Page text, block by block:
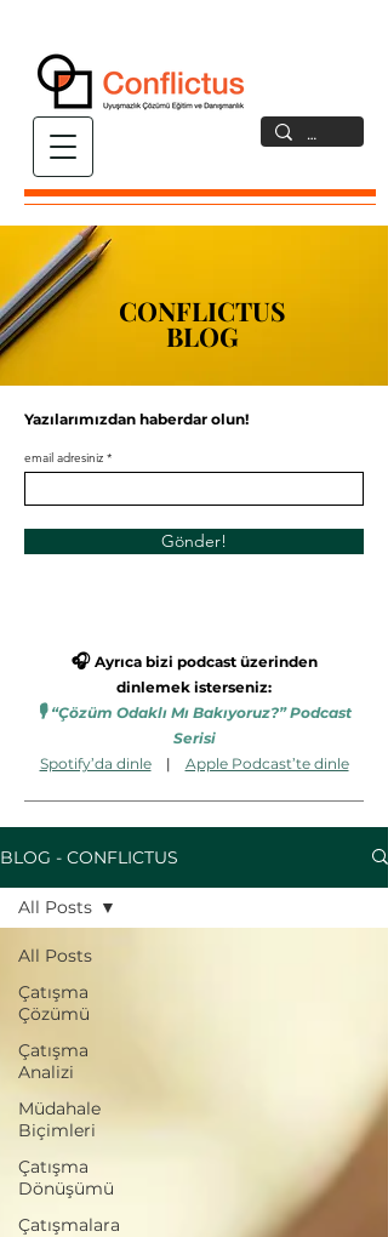
CONFLICTUS
BLOG
CONFLICTUS
BLOG
Yazılarımızdan haberdar olun!
email adresiniz
Gönder!
🎧 Ayrıca bizi podcast üzerinden
dinlemek isterseniz:
🎙️ “Çözüm Odaklı Mı Bakıyoruz?” Podcast
Serisi
Spotify’da dinle| Apple Podcast’te dinle
BLOG - CONFLICTUS
All Posts
Çatışma
Çözümü
Çatışma
Analizi
Müdahale
Biçimleri
Çatışma
Dönüşümü
Çatışmalara
All Posts